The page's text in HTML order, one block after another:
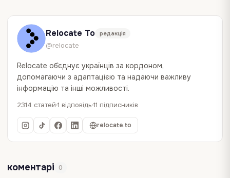
Relocate To редакція
@relocate
Relocate об`єднує українців за кордоном,
допомагаючи з адаптацією та надаючи важливу
інформацію та інші можливості.
2314 статей 1 відповідь 11 підписників
relocate.to
коментарі 0